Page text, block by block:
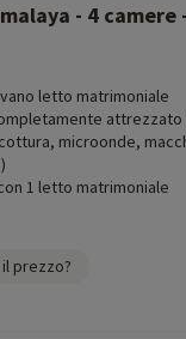
- 4 camere
letto matrimoniale
microonde,
1 letto matrimoniale
prezzo?